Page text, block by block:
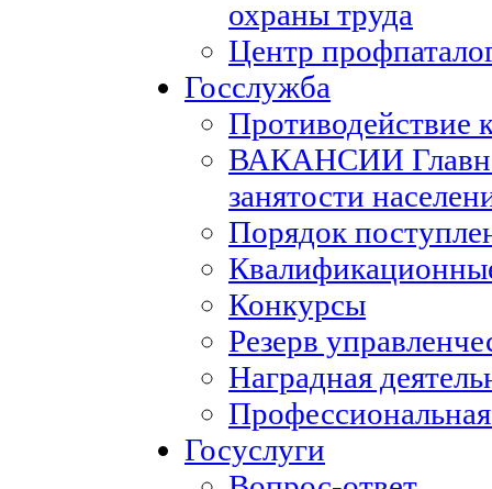
охраны труда
Центр
Госслужба
Противодействие
ВАКАНСИИ
занятости
Порядок
Конкурсы
Резерв
Наградная
Госуслуги